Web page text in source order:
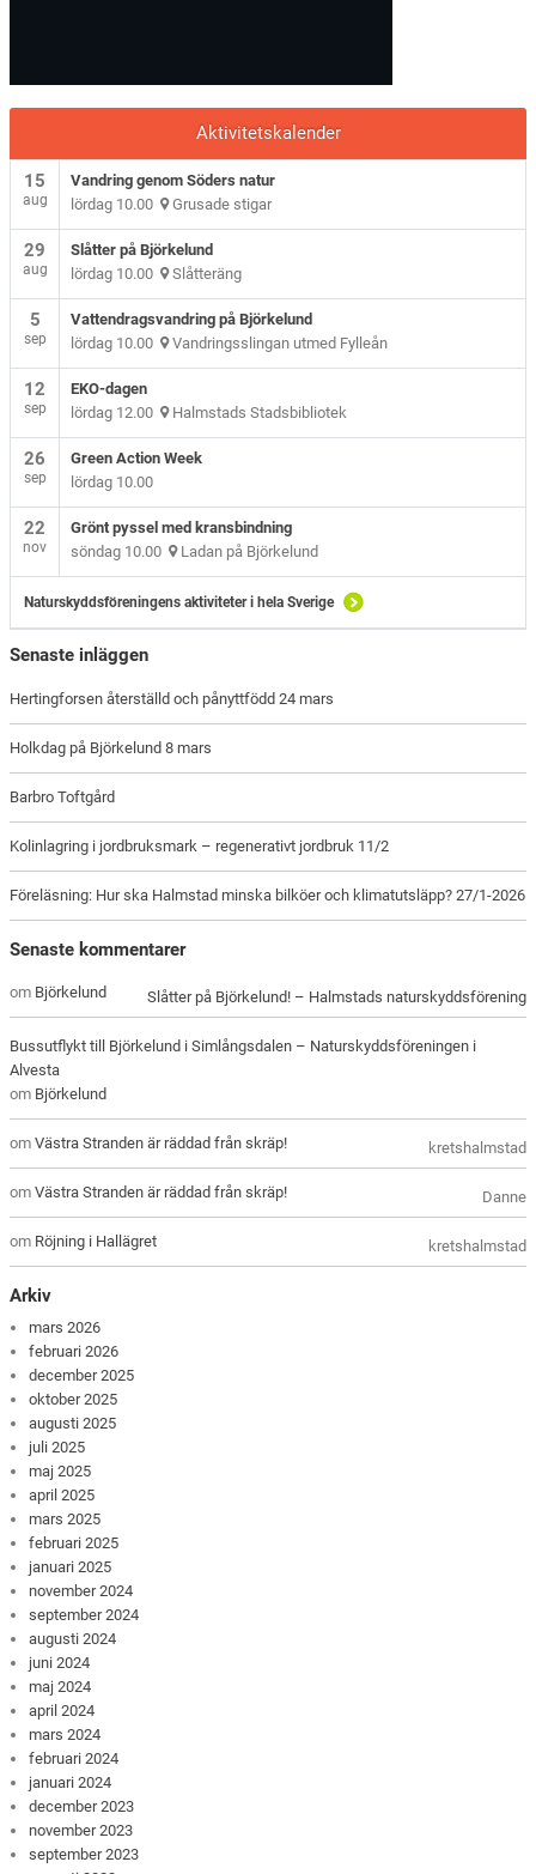
Aktivitetskalender
15
aug
Vandring genom Söders natur
lördag 10.00 Grusade stigar
29
aug
Slåtter på Björkelund
lördag 10.00 Slåtteräng
5
sep
Vattendragsvandring på Björkelund
lördag 10.00 Vandringsslingan utmed Fylleån
12
sep
EKO-dagen
lördag 12.00 Halmstads Stadsbibliotek
26
sep
Green Action Week
lördag 10.00
22
nov
Grönt pyssel med kransbindning
söndag 10.00 Ladan på Björkelund
Naturskyddsföreningens aktiviteter i hela Sverige
Senaste inläggen
Hertingforsen återställd och pånyttfödd 24 mars
Holkdag på Björkelund 8 mars
Barbro Toftgård
Kolinlagring i jordbruksmark – regenerativt jordbruk 11/2
Föreläsning: Hur ska Halmstad minska bilköer och klimatutsläpp? 27/1-2026
Senaste kommentarer
Slåtter på Björkelund! – Halmstads naturskyddsförening
om Björkelund
Bussutflykt till Björkelund i Simlångsdalen – Naturskyddsföreningen i
Alvesta
om Björkelund
kretshalmstad
omVästra Stranden är räddad från skräp!
Danne
omVästra Stranden är räddad från skräp!
kretshalmstad
om Röjning i Hallägret
Arkiv
mars 2026
februari 2026
december 2025
oktober 2025
augusti 2025
juli 2025
maj 2025
april 2025
mars 2025
februari 2025
januari 2025
november 2024
september 2024
augusti 2024
juni 2024
maj 2024
april 2024
mars 2024
februari 2024
januari 2024
december 2023
november 2023
september 2023